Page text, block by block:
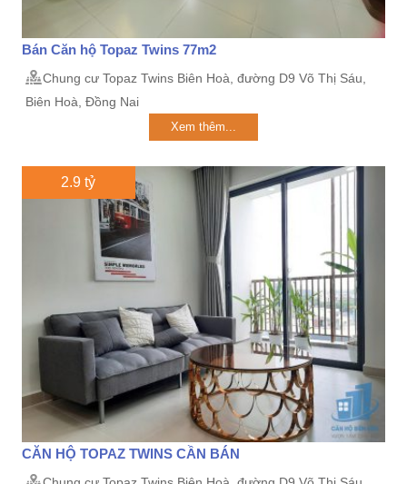
Bán Căn hộ Topaz Twins 77m2
Chung cư Topaz Twins Biên Hoà, đường D9 Võ Thị Sáu,
Biên Hoà, Đồng Nai
Xem thêm...
2.9 tỷ
CĂN HỘ TOPAZ TWINS CẦN BÁN